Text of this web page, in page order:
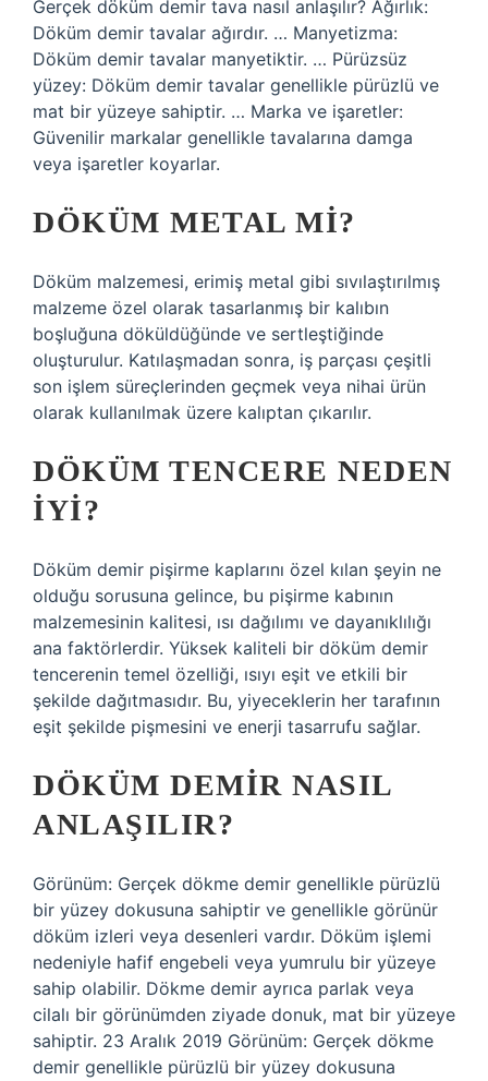
Gerçek döküm demir tava nasıl anlaşılır? Ağırlık:
Döküm demir tavalar ağırdır. … Manyetizma:
Döküm demir tavalar manyetiktir. … Pürüzsüz
yüzey: Döküm demir tavalar genellikle pürüzlü ve
mat bir yüzeye sahiptir. … Marka ve işaretler:
Güvenilir markalar genellikle tavalarına damga
veya işaretler koyarlar.
DÖKÜM METAL MI?
Döküm malzemesi, erimiş metal gibi sıvılaştırılmış
malzeme özel olarak tasarlanmış bir kalıbın
boşluğuna döküldüğünde ve sertleştiğinde
oluşturulur. Katılaşmadan sonra, iş parçası çeşitli
son işlem süreçlerinden geçmek veya nihai ürün
olarak kullanılmak üzere kalıptan çıkarılır.
DÖKÜM TENCERE NEDEN
IYI?
Döküm demir pişirme kaplarını özel kılan şeyin ne
olduğu sorusuna gelince, bu pişirme kabının
malzemesinin kalitesi, ısı dağılımı ve dayanıklılığı
ana faktörlerdir. Yüksek kaliteli bir döküm demir
tencerenin temel özelliği, ısıyı eşit ve etkili bir
şekilde dağıtmasıdır. Bu, yiyeceklerin her tarafının
eşit şekilde pişmesini ve enerji tasarrufu sağlar.
DÖKÜM DEMIR NASIL
ANLAŞILIR?
Görünüm: Gerçek dökme demir genellikle pürüzlü
bir yüzey dokusuna sahiptir ve genellikle görünür
döküm izleri veya desenleri vardır. Döküm işlemi
nedeniyle hafif engebeli veya yumrulu bir yüzeye
sahip olabilir. Dökme demir ayrıca parlak veya
cilalı bir görünümden ziyade donuk, mat bir yüzeye
sahiptir. 23 Aralık 2019 Görünüm: Gerçek dökme
demir genellikle pürüzlü bir yüzey dokusuna